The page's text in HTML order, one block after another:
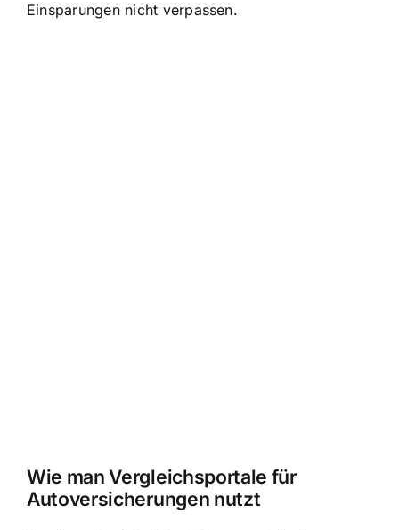
Einsparungen nicht verpassen.
Wie man Vergleichsportale für
Autoversicherungen nutzt